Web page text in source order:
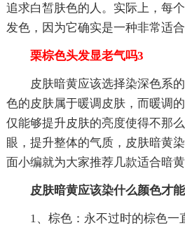
追求白皙肤色的人。实际上，每
发色，因为它确实是一种非常适
栗棕色头发显老气吗3
皮肤暗黄应该选择染深色系
色的皮肤属于暖调皮肤，而暖调
仅能够提升皮肤的亮度使得不那
眼，提升整体的气质，皮肤暗黄
面小编就为大家推荐几款适合暗黄
皮肤暗黄应该染什么颜色才
1、棕色：永不过时的棕色一